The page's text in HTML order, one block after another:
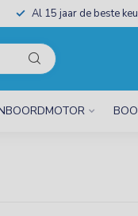
Al 15 jaar de beste